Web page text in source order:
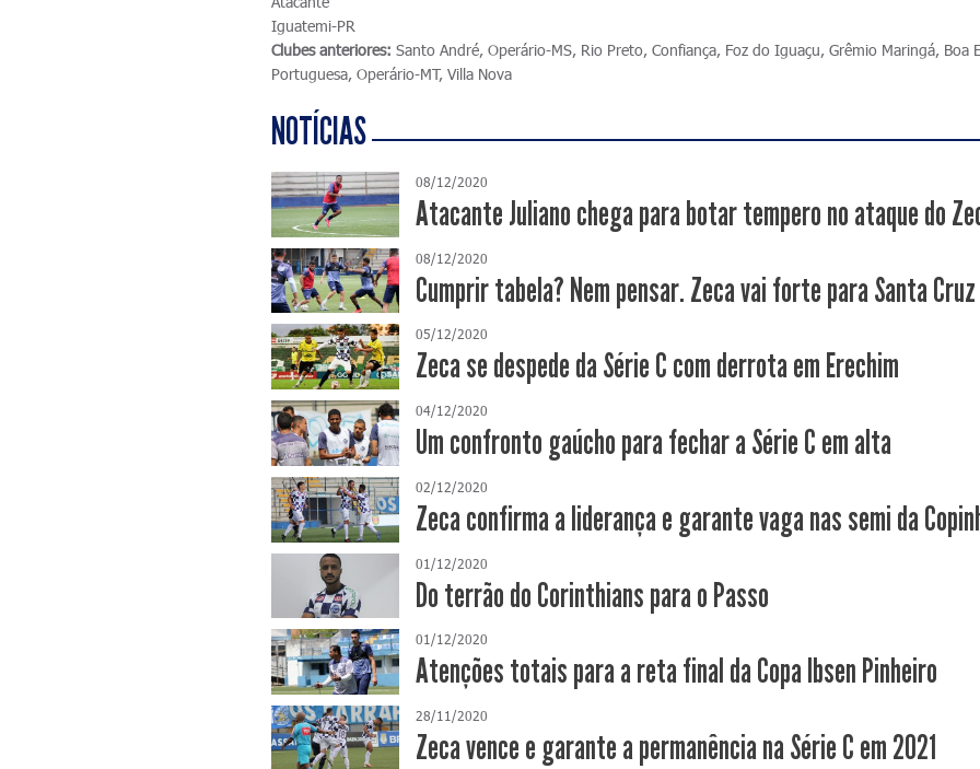
Iguatemi-PR
Clubes anteriores: Santo André, Operário-MS, Rio Preto, Confiança, Foz do Iguaçu, Grêmio Maringá, Boa
Portuguesa, Operário-MT, Villa Nova
NOTÍCIAS
08/12/2020
Atacante Juliano chega para botar tempero no ataque do
08/12/2020
Cumprir tabela? Nem pensar. Zeca vai forte para Santa Cruz
05/12/2020
Zeca se despede da Série C com derrota em Erechim
04/12/2020
Um confronto gaúcho para fechar a Série C em alta
02/12/2020
Zeca confirma a liderança e garante vaga nas semi da
01/12/2020
Do terrão do Corinthians para o Passo
01/12/2020
Atenções totais para a reta final da Copa Ibsen Pinheiro
28/11/2020
Zeca vence e garante a permanência na Série C em 2021